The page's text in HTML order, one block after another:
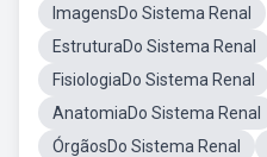
ImagensDo Sistema Renal
EstruturaDo Sistema Renal
FisiologiaDo Sistema Renal
AnatomiaDo Sistema Renal
ÓrgãosDo Sistema Renal